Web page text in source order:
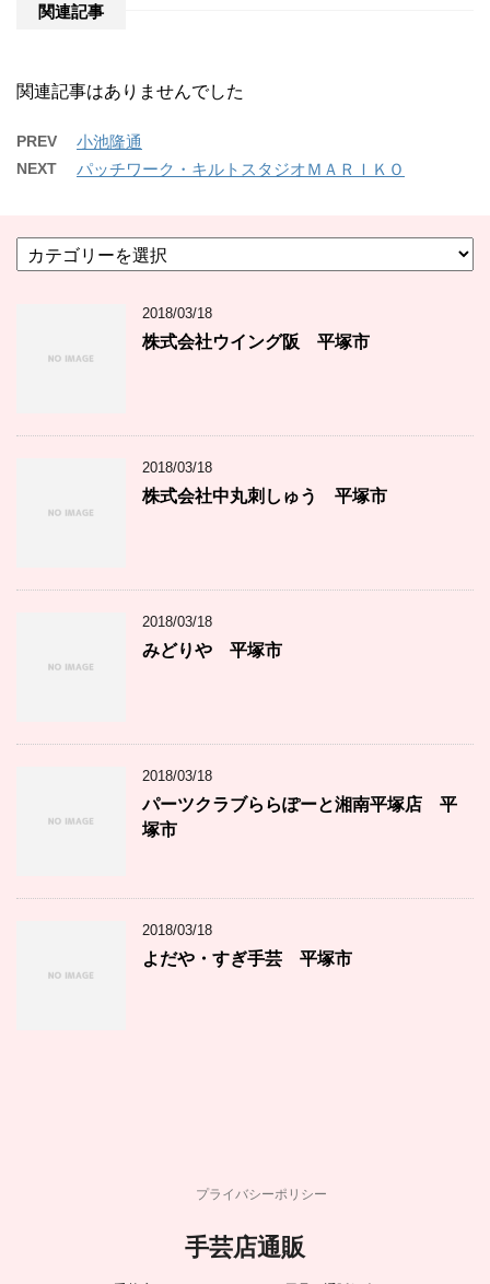
関連記事
関連記事はありませんでした
PREV 小池隆通
NEXT パッチワーク・キルトスタジオＭＡＲＩＫＯ
テ
2018/03/18
株式会社ウイング阪 平塚市
2018/03/18
株式会社中丸刺しゅう 平塚市
2018/03/18
みどりや 平塚市
2018/03/18
パーツクラブららぽーと湘南平塚店 平
塚市
2018/03/18
よだや・すぎ手芸 平塚市
プライバシーポリシー
手芸店通販